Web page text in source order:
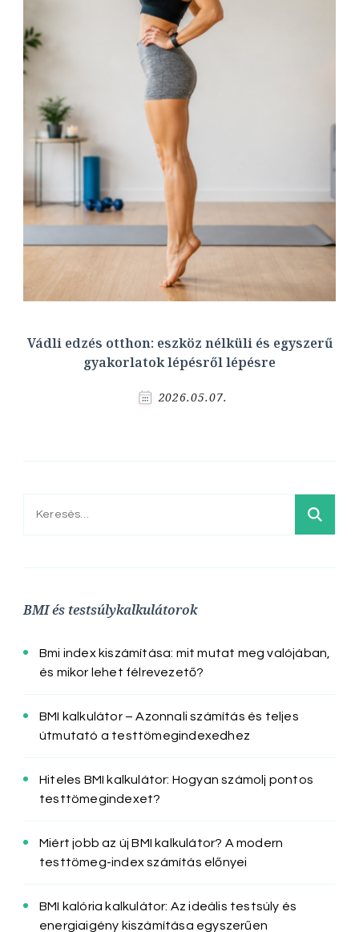
Vádli edzés otthon: eszköz nélküli és egyszerű
gyakorlatok lépésről lépésre
2026.05.07.
Keresés:
BMI és testsúlykalkulátorok
Bmi index kiszámítása: mit mutat meg valójában,
és mikor lehet félrevezető?
BMI kalkulátor – Azonnali számítás és teljes
útmutató a testtömegindexedhez
Hiteles BMI kalkulátor: Hogyan számolj pontos
testtömegindexet?
Miért jobb az új BMI kalkulátor? A modern
testtömeg-index számítás előnyei
BMI kalória kalkulátor: Az ideális testsúly és
energiaigény kiszámítása egyszerűen